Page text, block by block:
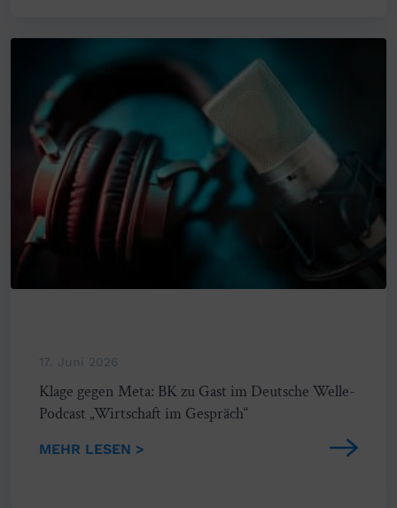
17. Juni 2026
Klage gegen Meta: BK zu Gast im Deutsche Welle-
Podcast „Wirtschaft im Gespräch“
MEHR LESEN >